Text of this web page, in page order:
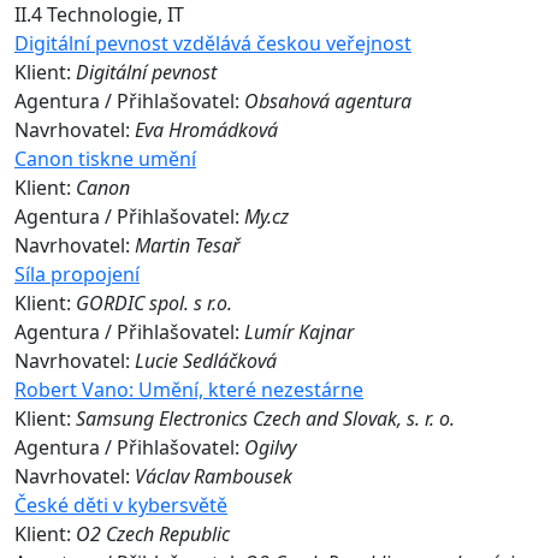
II.4 Technologie, IT
Digitální pevnost vzdělává českou veřejnost
Klient: Digitální pevnost
Agentura / Přihlašovatel: Obsahová agentura
Navrhovatel: Eva Hromádková
Canon tiskne umění
Klient: Canon
Agentura / Přihlašovatel: My.cz
Navrhovatel: Martin Tesař
Síla propojení
Klient: GORDIC spol. s r.o.
Agentura / Přihlašovatel: Lumír Kajnar
Navrhovatel: Lucie Sedláčková
Robert Vano: Umění, které nezestárne
Klient: Samsung Electronics Czech and Slovak, s. r. o.
Agentura / Přihlašovatel: Ogilvy
Navrhovatel: Václav Rambousek
České děti v kybersvětě
Klient: O2 Czech Republic